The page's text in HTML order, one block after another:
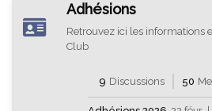
Adhésions
Retrouvez ici les informations
Club
9 Discussions 50